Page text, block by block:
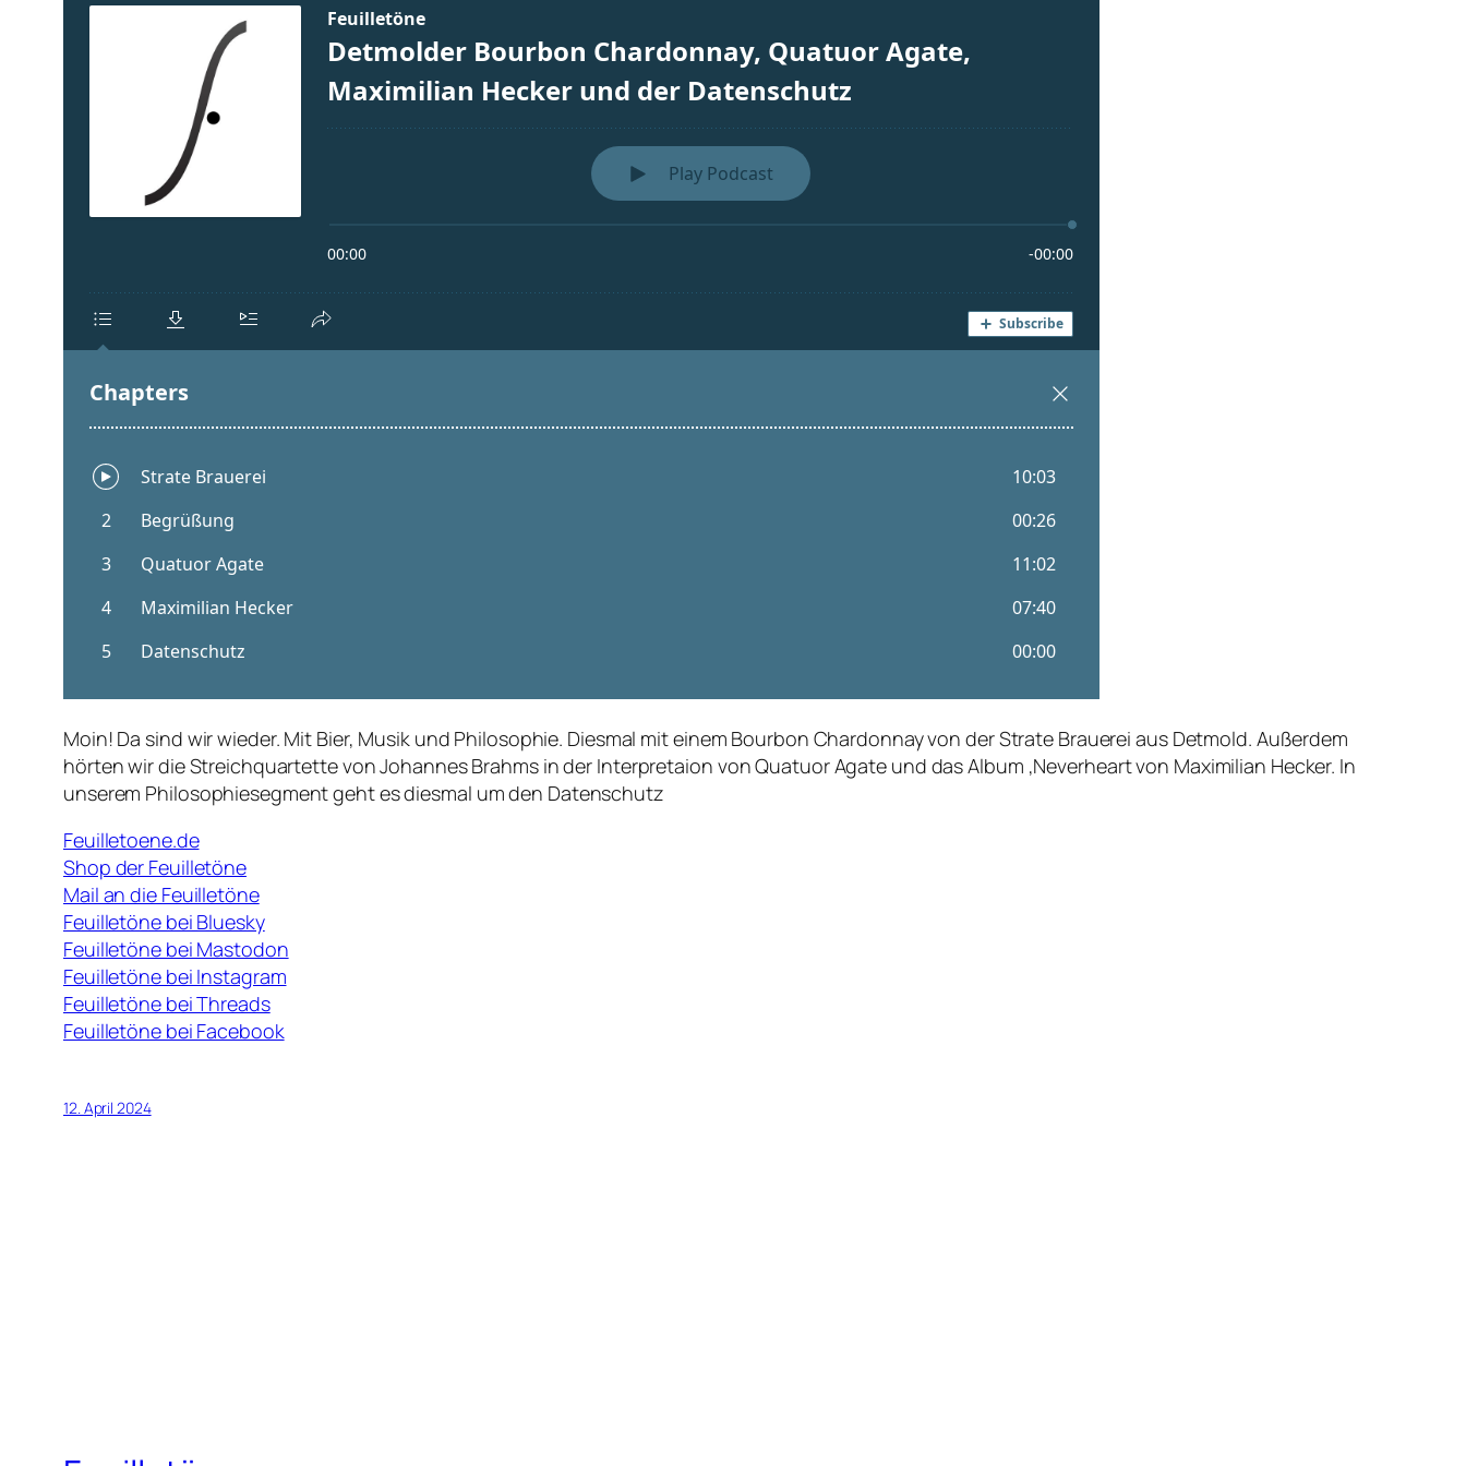
Moin! Da sind wir wieder. Mit Bier, Musik und Philosophie. Diesmal mit einem Bourbon Chardonnay von der Strate Brauerei aus Detmold. Außerdem
hörten wir die Streichquartette von Johannes Brahms in der Interpretaion von Quatuor Agate und das Album ‚Neverheart von Maximilian Hecker. In
unserem Philosophiesegment geht es diesmal um den Datenschutz
Feuilletoene.de
Shop der Feuilletöne
Mail an die Feuilletöne
Feuilletöne bei Bluesky
Feuilletöne bei Mastodon
Feuilletöne bei Instagram
Feuilletöne bei Threads
Feuilletöne bei Facebook
12. April 2024